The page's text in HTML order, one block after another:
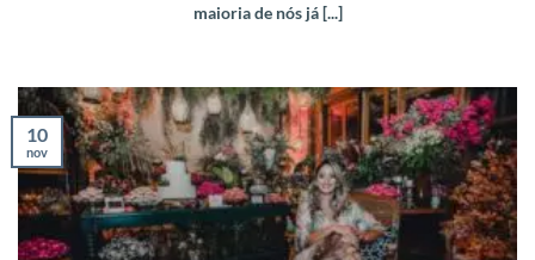
maioria de nós já [...]
10
nov